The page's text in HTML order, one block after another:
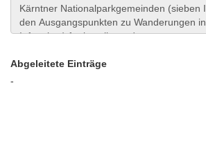
Abgeleitete Einträge
-